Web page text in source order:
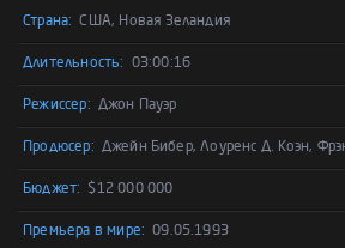
Страна: США, Новая Зеландия
Длительность: 03:00:16
Режиссер: Джон Пауэр
Продюсер: Джейн Бибер, Лоуренс Д. Коэн,
Бюджет: $12 000 000
Премьера в мире: 09.05.1993